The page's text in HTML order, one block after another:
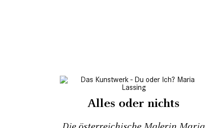
Alles oder nichts